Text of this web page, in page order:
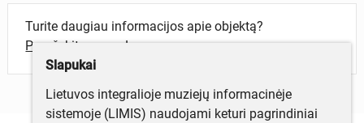
Turite daugiau informacijos apie objektą?
Parašykite mums!
Slapukai
Lietuvos integralioje muziejų informacinėje
sistemoje (LIMIS) naudojami keturi pagrindiniai